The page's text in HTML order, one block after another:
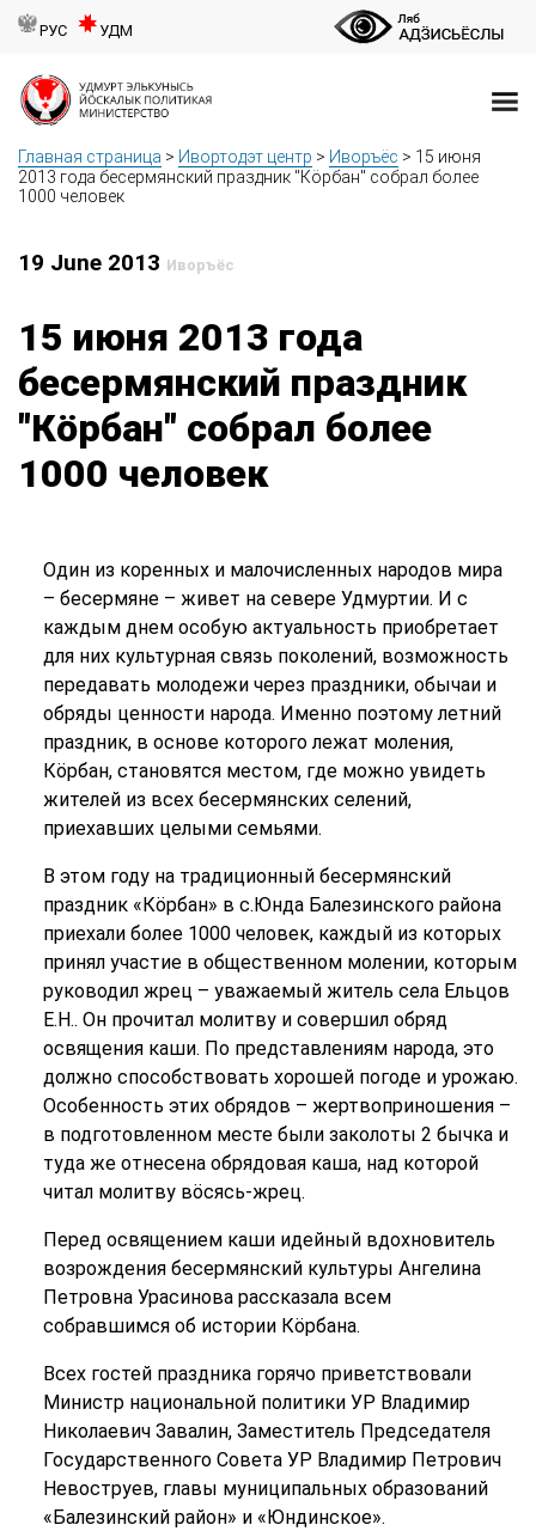
РУС УДМ
Главная страница > Ивортодэт центр > Иворъёс > 15 июня
2013 года бесермянский праздник "Кӧрбан" собрал более
1000 человек
19 June 2013 Иворъёс
15 июня 2013 года
бесермянский праздник
"Кӧрбан" собрал более
1000 человек
Один из коренных и малочисленных народов мира
– бесермяне – живет на севере Удмуртии. И с
каждым днем особую актуальность приобретает
для них культурная связь поколений, возможность
передавать молодежи через праздники, обычаи и
обряды ценности народа. Именно поэтому летний
праздник, в основе которого лежат моления,
Кӧрбан, становятся местом, где можно увидеть
жителей из всех бесермянских селений,
приехавших целыми семьями.
В этом году на традиционный бесермянский
праздник «Кӧрбан» в с.Юнда Балезинского района
приехали более 1000 человек, каждый из которых
принял участие в общественном молении, которым
руководил жрец – уважаемый житель села Ельцов
Е.Н.. Он прочитал молитву и совершил обряд
освящения каши. По представлениям народа, это
должно способствовать хорошей погоде и урожаю.
Особенность этих обрядов – жертвоприношения –
в подготовленном месте были заколоты 2 бычка и
туда же отнесена обрядовая каша, над которой
читал молитву вӧсясь-жрец.
Перед освящением каши идейный вдохновитель
возрождения бесермянский культуры Ангелина
Петровна Урасинова рассказала всем
собравшимся об истории Кӧрбана.
Всех гостей праздника горячо приветствовали
Министр национальной политики УР Владимир
Николаевич Завалин, Заместитель Председателя
Государственного Совета УР Владимир Петрович
Невоструев, главы муниципальных образований
«Балезинский район» и «Юндинское».